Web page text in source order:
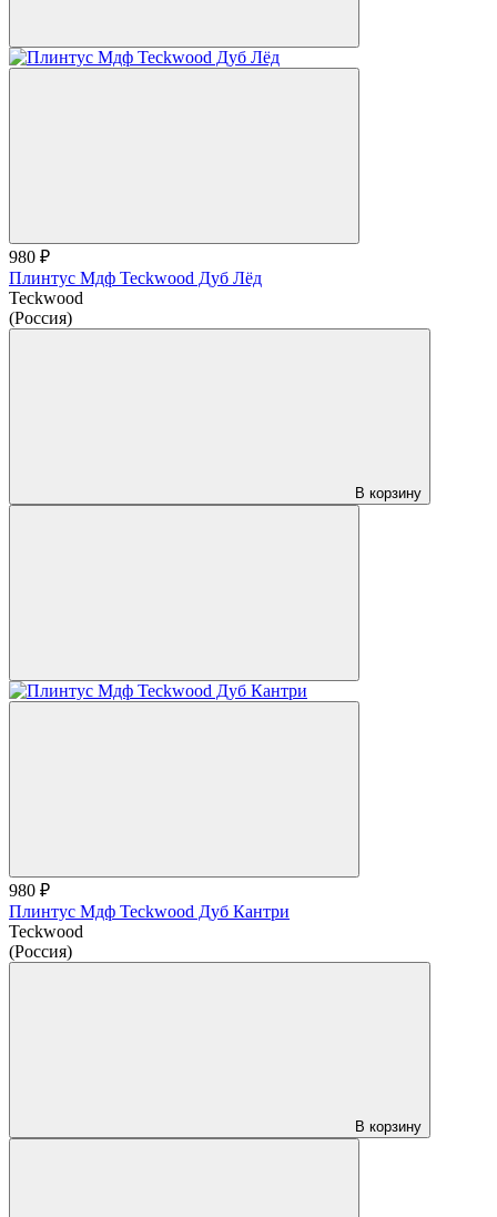
980 ₽
Плинтус Мдф Teckwood Дуб Лёд
Teckwood
(Россия)
В корзину
980 ₽
Плинтус Мдф Teckwood Дуб Кантри
Teckwood
(Россия)
В корзину